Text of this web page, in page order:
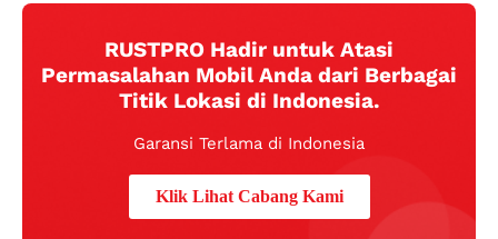
RUSTPRO Hadir untuk Atasi
Permasalahan Mobil Anda dari Berbagai
Titik Lokasi di Indonesia.
Garansi Terlama di Indonesia
Klik Lihat Cabang Kami